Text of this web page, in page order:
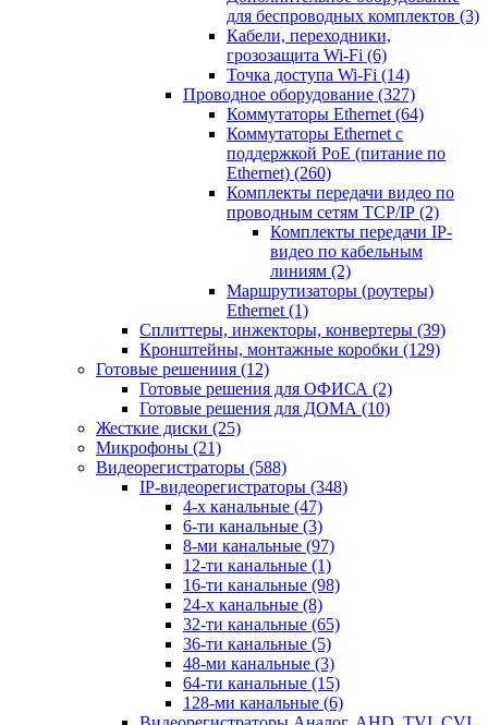
для беспроводных комплектов (3)
Кабели, переходники,
грозозащита Wi-Fi (6)
Точка доступа Wi-Fi (14)
Проводное оборудование (327)
Коммутаторы Ethernet (64)
Коммутаторы Ethernet с
поддержкой PoE (питание по
Ethernet) (260)
Комплекты передачи видео по
проводным сетям TCP/IP (2)
Комплекты передачи IP-
видео по кабельным
линиям (2)
Маршрутизаторы (роутеры)
Ethernet (1)
Сплиттеры, инжекторы, конвертеры (39)
Кронштейны, монтажные коробки (129)
Готовые решениия (12)
Готовые решения для ОФИСА (2)
Готовые решения для ДОМА (10)
Жесткие диски (25)
Микрофоны (21)
Видеорегистраторы (588)
IP-видеорегистраторы (348)
4-х канальные (47)
6-ти канальные (3)
8-ми канальные (97)
12-ти канальные (1)
16-ти канальные (98)
24-х канальные (8)
32-ти канальные (65)
36-ти канальные (5)
48-ми канальные (3)
64-ти канальные (15)
128-ми канальные (6)